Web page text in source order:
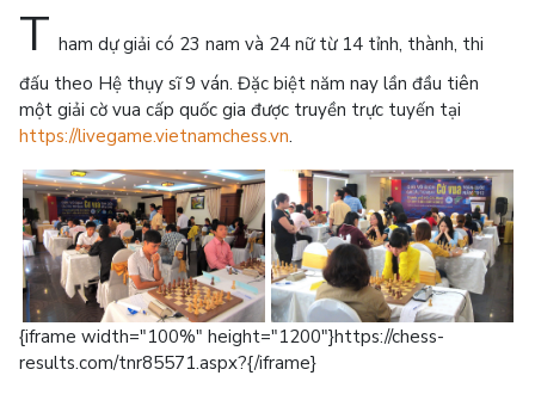
T ham dự giải có 23 nam và 24 nữ từ 14 tỉnh, thành, thi
đấu theo Hệ thụy sĩ 9 ván. Đặc biệt năm nay lần đầu tiên
một giải cờ vua cấp quốc gia được truyền trực tuyến tại
https://livegame.vietnamchess.vn.
{iframe width="100%" height="1200"}https://chess-
results.com/tnr85571.aspx?{/iframe}